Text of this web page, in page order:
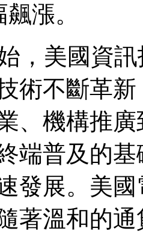
漲。
，美國資
術不斷革
、機構推
端普及的
發展。美
著溫和的